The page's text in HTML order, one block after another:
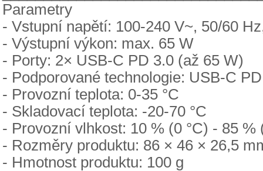
Parametry
- Vstupní napětí: 100-240 V~, 50/60
- Výstupní výkon: max. 65 W
- Porty: 2× USB-C PD 3.0 (až 65 W)
- Podporované technologie: USB-C
- Provozní teplota: 0-35 °C
- Skladovací teplota: -20-70 °C
- Provozní vlhkost: 10 % (0 °C) - 85 %
- Rozměry produktu: 86 × 46 × 26,5
- Hmotnost produktu: 100 g